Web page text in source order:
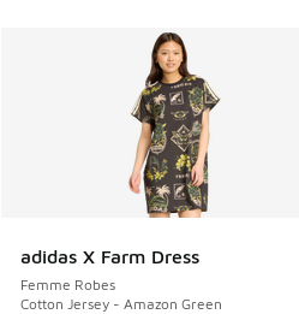
adidas X Farm Dress
Femme Robes
Cotton Jersey - Amazon Green